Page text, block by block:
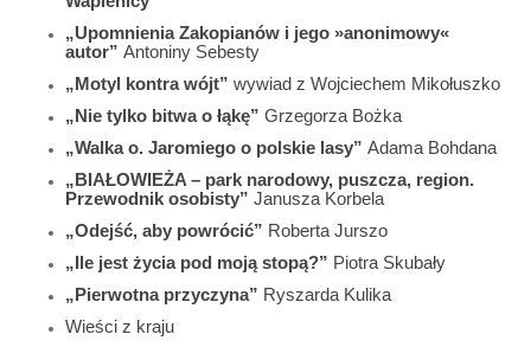
„Upomnienia Zakopianów i jego »anonimowy«
autor” Antoniny Sebesty
„Motyl kontra wójt” wywiad z Wojciechem Mikołuszko
„Nie tylko bitwa o łąkę” Grzegorza Bożka
„Walka o. Jaromiego o polskie lasy” Adama Bohdana
„BIAŁOWIEŻA – park narodowy, puszcza, region.
Przewodnik osobisty” Janusza Korbela
„Odejść, aby powrócić” Roberta Jurszo
„Ile jest życia pod moją stopą?” Piotra Skubały
„Pierwotna przyczyna” Ryszarda Kulika
Wieści z kraju